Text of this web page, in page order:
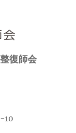
復師会
10